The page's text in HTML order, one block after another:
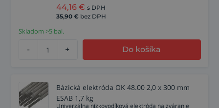
44,16 € s DPH
35,90 € bez DPH
Skladom >5 bal.
- + Do košíka
Bázická elektróda OK 48.00 2,0 x 300 mm
ESAB 1,7 kg
Univerzálna nízkovodíková elektróda na zváranie